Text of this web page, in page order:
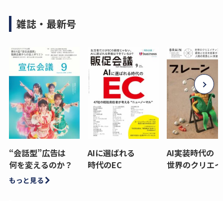
雑誌・最新号
“会話型”広告は
何を変えるのか？
AIに選ばれる
時代のEC
AI実装時代の
世界のクリエ
もっと見る